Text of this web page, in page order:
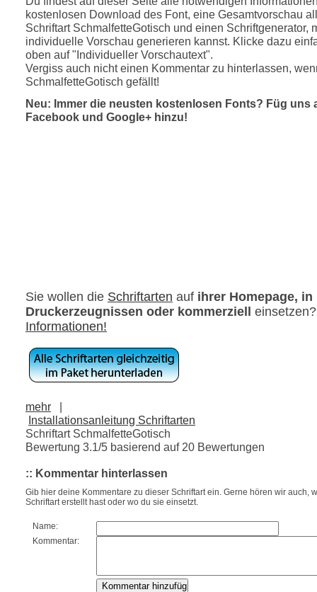
kostenlosen Download des Font, eine Gesamtvorschau
Schriftart SchmalfetteGotisch und einen Schriftgenerator,
individuelle Vorschau generieren kannst. Klicke dazu
oben auf "Individueller Vorschautext".
Vergiss auch nicht einen Kommentar zu hinterlassen,
SchmalfetteGotisch gefällt!
Neu: Immer die neusten kostenlosen Fonts? Füg uns
Facebook und Google+ hinzu!
Sie wollen die Schriftarten auf ihrer Homepage, in
Druckerzeugnissen oder kommerziell
Informationen!
mehr
|
Installationsanleitung Schriftarten
Schriftart SchmalfetteGotisch
Bewertung 3.1/5 basierend auf 20 Bewertungen
:: Kommentar hinterlassen
Gib hier deine Kommentare zu dieser Schriftart ein. Gerne hören wir auch,
Schriftart erstellt hast oder wo du sie einsetzt.
Name:
Kommentar: